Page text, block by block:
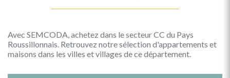
Avec SEMCODA, achetez dans le secteur CC du Pays
Roussillonnais. Retrouvez notre sélection d'appartements et
maisons dans les villes et villages de ce département.